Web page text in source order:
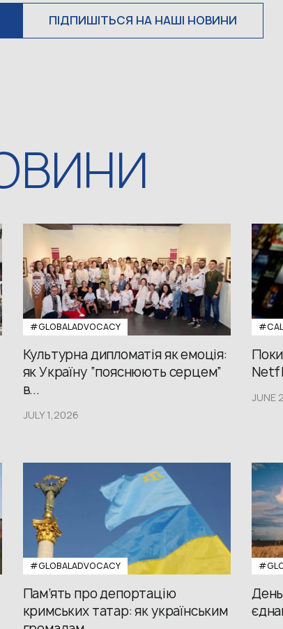
ПІДПИШІТЬСЯ НА НАШІ НОВИНИ
#GLOBALADVOCACY
Культурна дипломатія як емоція:
як Україну “пояснюють серцем”
в...
JULY 1,2026
JUNE
#GLOBALADVOCACY
Пам’ять про депортацію
кримських татар: як українським